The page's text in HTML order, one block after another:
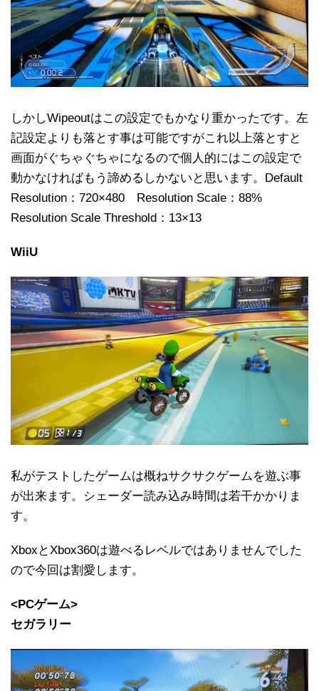
しかしWipeoutはこの設定でもかなり重かったです。左
記設定よりも落とす事は可能ですがこれ以上落とすと
画面がぐちゃぐちゃになるので個人的にはこの設定で
動かなければもう諦めるしかないと思います。Default
Resolution：720×480 Resolution Scale：88%
Resolution Scale Threshold：13×13
WiiU
私がテストしたゲームは概ねサクサクゲームを遊ぶ事
が出来ます。シェーダー読み込み時間は若干かかりま
す。
XboxとXbox360は遊べるレベルではありませんでした
ので今回は割愛します。
<PCゲーム>
セガラリー